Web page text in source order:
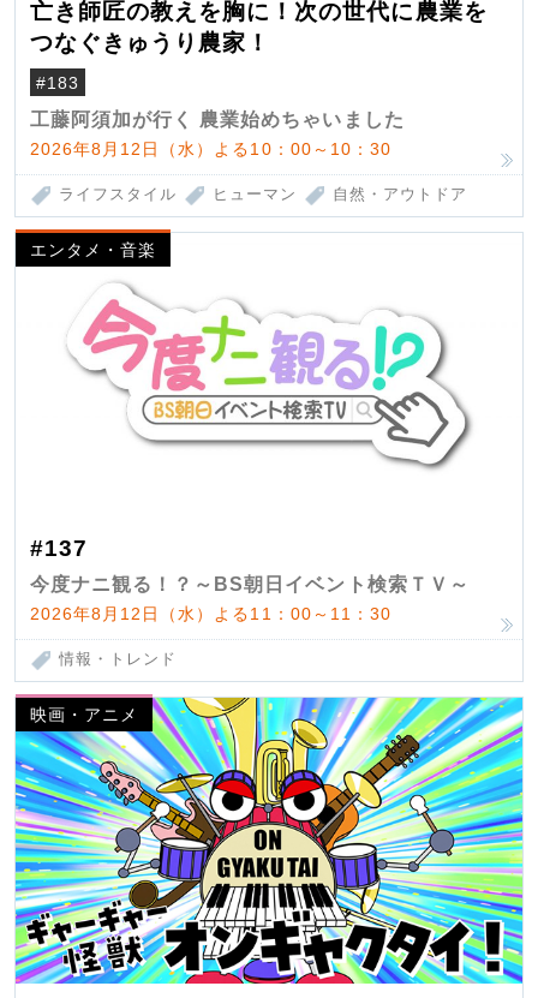
亡き師匠の教えを胸に！次の世代に農業を
つなぐきゅうり農家！
#183
工藤阿須加が行く 農業始めちゃいました
2026年8月12日（水）よる10：00～10：30
ライフスタイル ヒューマン 自然・アウトドア
エンタメ・音楽
#137
今度ナニ観る！？～BS朝日イベント検索ＴＶ～
2026年8月12日（水）よる11：00～11：30
情報・トレンド
映画・アニメ